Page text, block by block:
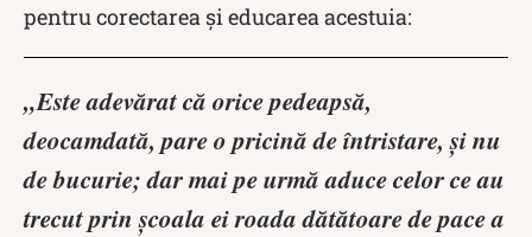
pentru corectarea și educarea acestuia:
„Este adevărat că orice pedeapsă,
deocamdată, pare o pricină de întristare, şi nu
de bucurie; dar mai pe urmă aduce celor ce au
trecut prin şcoala ei roada dătătoare de pace a